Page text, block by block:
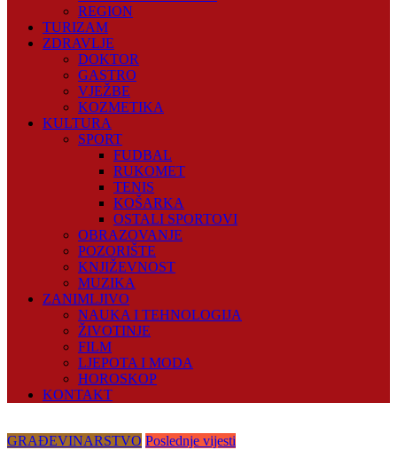
REGION
TURIZAM
ZDRAVLJE
DOKTOR
GASTRO
VJEŽBE
KOZMETIKA
KULTURA
SPORT
FUDBAL
RUKOMET
TENIS
KOŠARKA
OSTALI SPORTOVI
OBRAZOVANJE
POZORIŠTE
KNJIŽEVNOST
MUZIKA
ZANIMLJIVO
NAUKA I TEHNOLOGIJA
ŽIVOTINJE
FILM
LJEPOTA I MODA
HOROSKOP
KONTAKT
GRAĐEVINARSTVO Poslednje vijesti